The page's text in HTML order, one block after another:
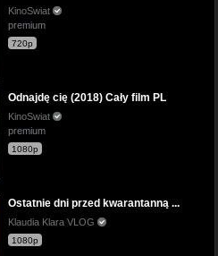
KinoSwiat
premium
720p
Odnajdę cię (2018) Cały film PL
KinoSwiat
premium
1080p
Ostatnie dni przed kwarantanną ...
Klaudia Klara VLOG
1080p